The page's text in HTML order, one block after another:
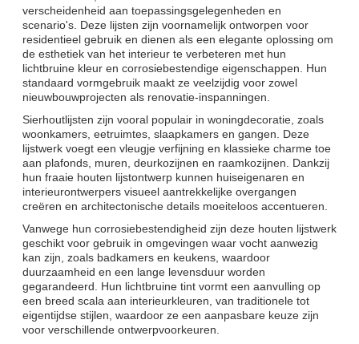
verscheidenheid aan toepassingsgelegenheden en
scenario's. Deze lijsten zijn voornamelijk ontworpen voor
residentieel gebruik en dienen als een elegante oplossing om
de esthetiek van het interieur te verbeteren met hun
lichtbruine kleur en corrosiebestendige eigenschappen. Hun
standaard vormgebruik maakt ze veelzijdig voor zowel
nieuwbouwprojecten als renovatie-inspanningen.
Sierhoutlijsten zijn vooral populair in woningdecoratie, zoals
woonkamers, eetruimtes, slaapkamers en gangen. Deze
lijstwerk voegt een vleugje verfijning en klassieke charme toe
aan plafonds, muren, deurkozijnen en raamkozijnen. Dankzij
hun fraaie houten lijstontwerp kunnen huiseigenaren en
interieurontwerpers visueel aantrekkelijke overgangen
creëren en architectonische details moeiteloos accentueren.
Vanwege hun corrosiebestendigheid zijn deze houten lijstwerk
geschikt voor gebruik in omgevingen waar vocht aanwezig
kan zijn, zoals badkamers en keukens, waardoor
duurzaamheid en een lange levensduur worden
gegarandeerd. Hun lichtbruine tint vormt een aanvulling op
een breed scala aan interieurkleuren, van traditionele tot
eigentijdse stijlen, waardoor ze een aanpasbare keuze zijn
voor verschillende ontwerpvoorkeuren.